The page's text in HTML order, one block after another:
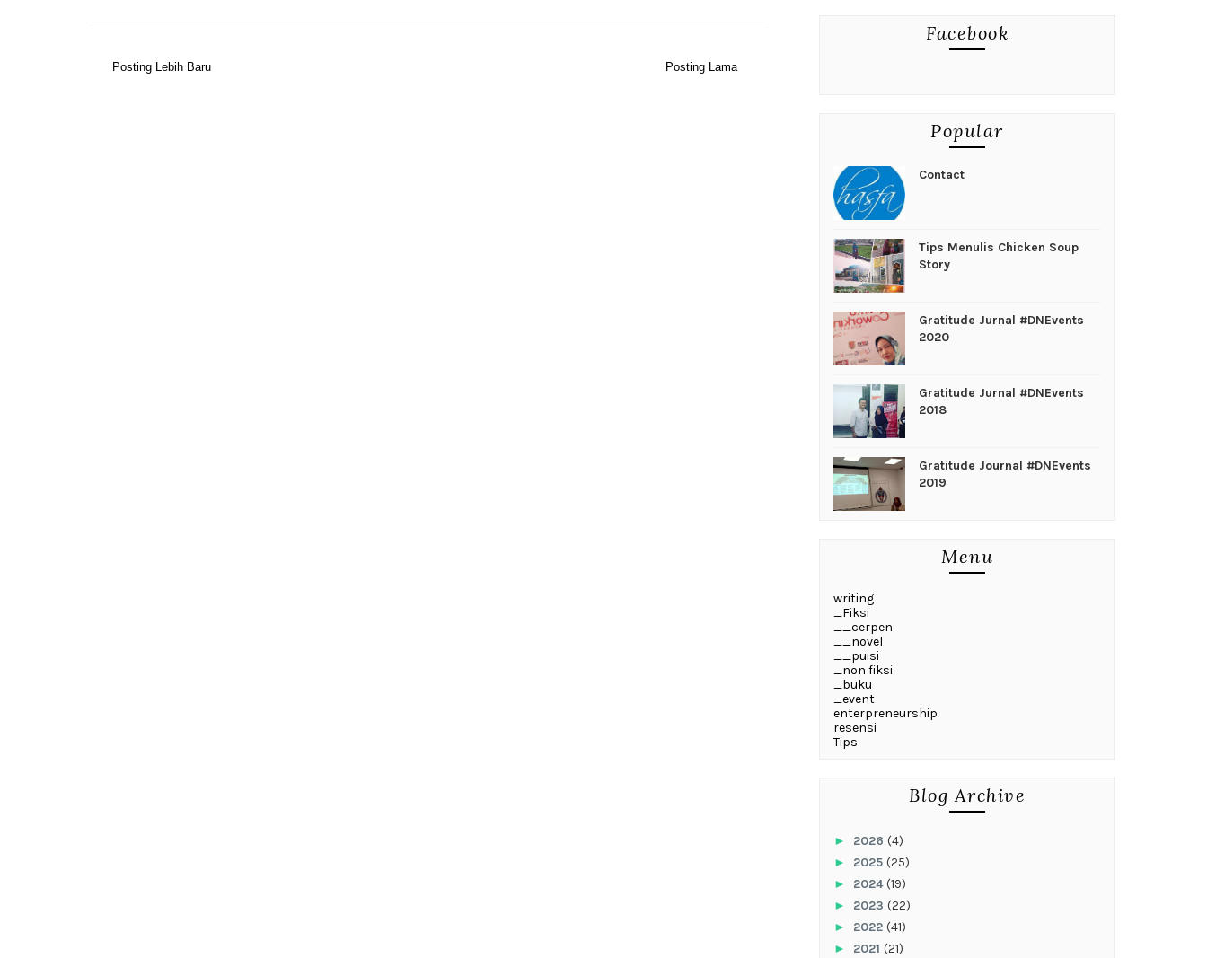
Posting Lebih Baru Posting Lama
Facebook
Popular
Contact
Tips Menulis Chicken Soup
Story
Gratitude Jurnal #DNEvents
2020
Gratitude Jurnal #DNEvents
2018
Gratitude Journal #DNEvents
2019
Menu
writing
_Fiksi
__cerpen
__novel
__puisi
_non fiksi
_buku
_event
enterpreneurship
resensi
Tips
Blog Archive
► 2026 (4)
► 2025 (25)
► 2024(19)
► 2023 (22)
► 2022 (41)
► 2021 (21)